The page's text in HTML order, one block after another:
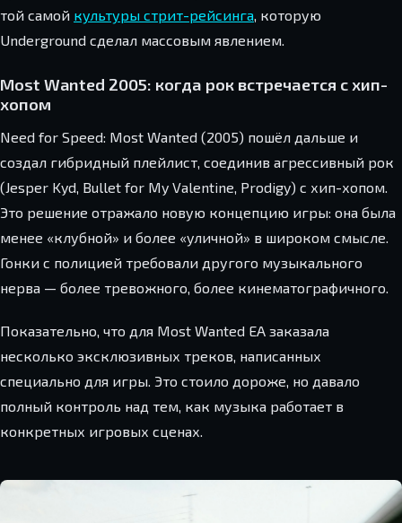
той самой культуры стрит-рейсинга, которую
Underground сделал массовым явлением.
Most Wanted 2005: когда рок встречается с хип-
хопом
Need for Speed: Most Wanted (2005) пошёл дальше и
создал гибридный плейлист, соединив агрессивный рок
(Jesper Kyd, Bullet for My Valentine, Prodigy) с хип-хопом.
Это решение отражало новую концепцию игры: она была
менее «клубной» и более «уличной» в широком смысле.
Гонки с полицией требовали другого музыкального
нерва — более тревожного, более кинематографичного.
Показательно, что для Most Wanted EA заказала
несколько эксклюзивных треков, написанных
специально для игры. Это стоило дороже, но давало
полный контроль над тем, как музыка работает в
конкретных игровых сценах.